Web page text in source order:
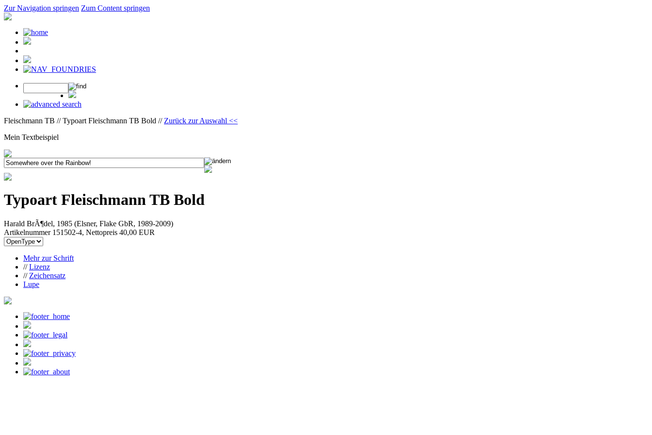
Zur Navigation springen Zum Content springen
Fleischmann TB // Typoart Fleischmann TB Bold // Zurück zur Auswahl <<
Mein Textbeispiel
Typoart Fleischmann TB Bold
Harald BrÃ¶del, 1985 (Elsner, Flake GbR, 1989-2009)
Artikelnummer 151502-4, Nettopreis 40,00 EUR
Mehr zur Schrift
//Lizenz
// Zeichensatz
Lupe